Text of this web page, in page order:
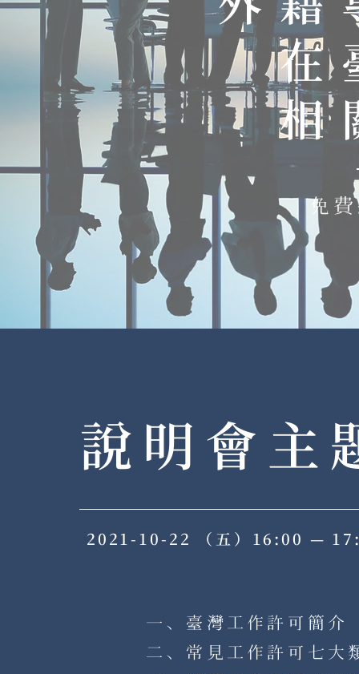
在
相
免
說明會主
2021-10-22 （五） 16:00 —
一、臺灣工作許可簡介
二、常見工作許可七大